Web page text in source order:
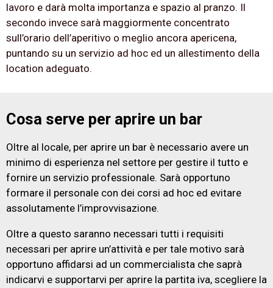
lavoro e darà molta importanza e spazio al pranzo. Il
secondo invece sarà maggiormente concentrato
sull’orario dell’aperitivo o meglio ancora apericena,
puntando su un servizio ad hoc ed un allestimento della
location adeguato.
Cosa serve per aprire un bar
Oltre al locale, per aprire un bar è necessario avere un
minimo di esperienza nel settore per gestire il tutto e
fornire un servizio professionale. Sarà opportuno
formare il personale con dei corsi ad hoc ed evitare
assolutamente l’improvvisazione.
Oltre a questo saranno necessari tutti i requisiti
necessari per aprire un’attività e per tale motivo sarà
opportuno affidarsi ad un commercialista che saprà
indicarvi e supportarvi per aprire la partita iva, scegliere la